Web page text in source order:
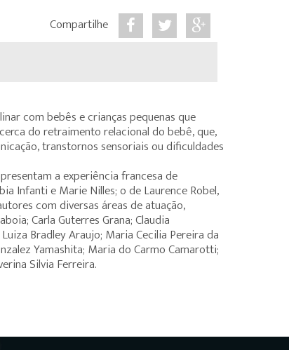
Compartilhe
com bebês e crianças pequenas que
do retraimento relacional do bebê, que,
transtornos sensoriais ou dificuldades
a experiência francesa de
Infanti e Marie Nilles; o de Laurence Robel,
com diversas áreas de atuação,
Carla Guterres Grana; Claudia
Bradley Araujo; Maria Cecilia Pereira da
Yamashita; Maria do Carmo Camarotti;
Silvia Ferreira.